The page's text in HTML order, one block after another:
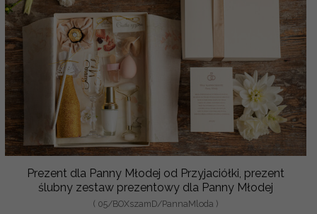
Prezent dla Panny Młodej od Przyjaciółki, prezent
ślubny zestaw prezentowy dla Panny Młodej
( 05/BOXszamD/PannaMloda )